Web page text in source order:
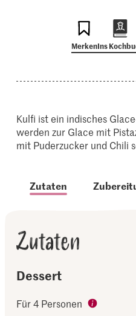
MerkenIns
Kulfi ist ein indisches
werden zur Glace mit
mit Puderzucker und Chili
Zutaten
Zutaten
Dessert
Für 4 Personen